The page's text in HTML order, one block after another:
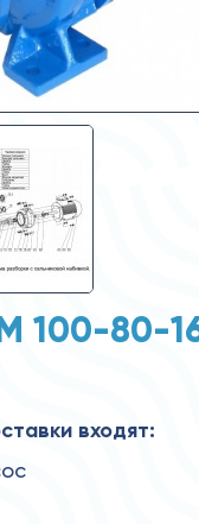
100-80-
входят: